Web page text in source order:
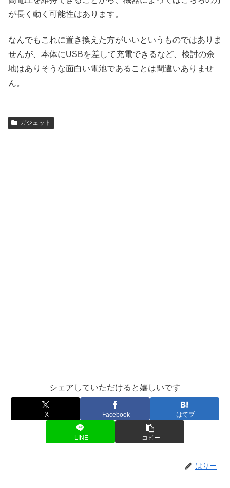
が長く動く可能性はあります。
なんでもこれに置き換えた方がいいというものではありま
せんが、本体にUSBを差して充電できるなど、検討の余
地はありそうな面白い電池であることは間違いありませ
ん。
ガジェット
シェアしていただけると嬉しいです
X Facebook はてブ
LINE コピー
はりー